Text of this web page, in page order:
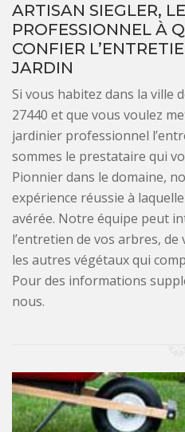
ARTISAN SIEGLER,
PROFESSIONNEL À
CONFIER
JARDIN
Si vous habitez dans la ville
27440 et que vous voulez
jardinier professionnel
sommes le prestataire qui
Pionnier dans le domaine,
expérience réussie à
avérée. Notre équipe peut
l’entretien de vos arbres,
les autres végétaux qui
Pour des informations
nous.